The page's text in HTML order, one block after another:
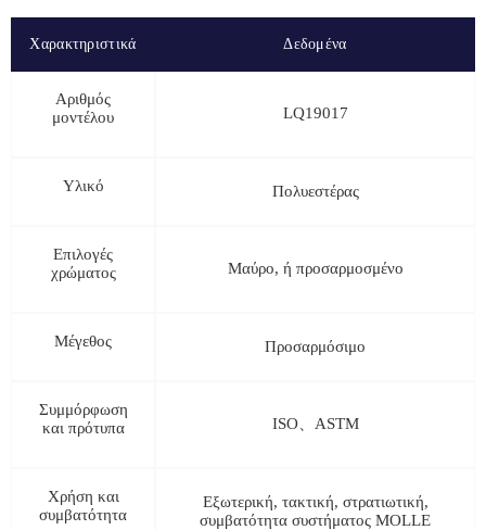
Χαρακτηριστικά Δεδομένα
Αριθμός
μοντέλου
LQ19017
Υλικό Πολυεστέρας
Επιλογές
χρώματος
Μαύρο, ή προσαρμοσμένο
Μέγεθος Προσαρμόσιμο
Συμμόρφωση
και πρότυπα
ISO、ASTM
Χρήση και
συμβατότητα
Εξωτερική, τακτική, στρατιωτική,
συμβατότητα συστήματος MOLLE